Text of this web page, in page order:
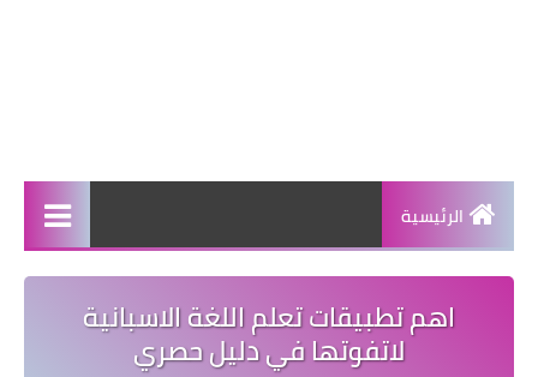
الرئيسية
اهم تطبيقات تعلم اللغة الاسبانية
لاتفوتها في دليل حصري